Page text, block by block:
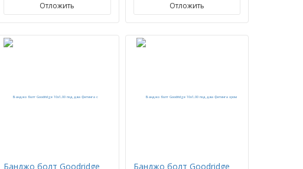
Отложить Отложить
Банджо болт Goodridge Банджо болт Goodridge